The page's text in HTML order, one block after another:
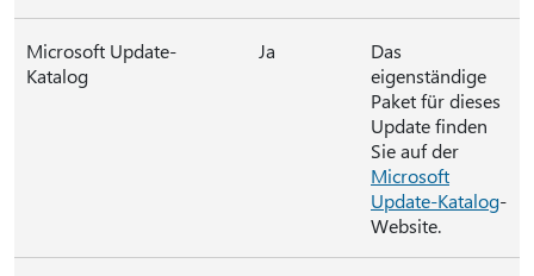
Microsoft Update-
Katalog
Ja
Das
eigenständige
Paket für dieses
Update finden
Sie auf der
Microsoft
Update-Katalog-
Website.